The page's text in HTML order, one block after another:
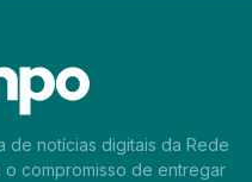
de notícias digitais da Rede
o compromisso de entregar